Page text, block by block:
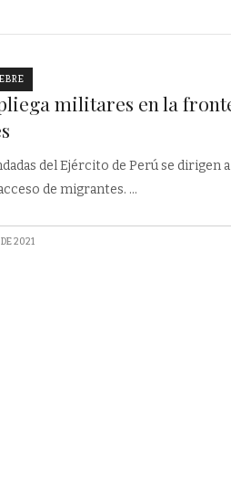
militares en la
del Ejército de Perú se dirigen
de migrantes.
DE 2021